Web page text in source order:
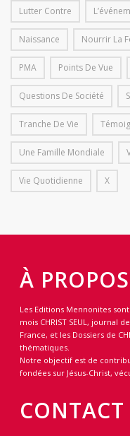
Lutter Contre
Naissance Nourrir La
PMA Points De Vue
Questions De Société
Tranche De Vie
Une Famille Mondiale
Vie Quotidienne X
À PROPOS
Les Editions Mennonites
mois CHRIST SEUL, journal
France, et les Dossiers de
thématiques.
Notre objectif est de
fondées sur Jésus-Christ,
CONTACT